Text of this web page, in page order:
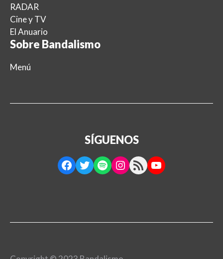
RADAR
Cine y TV
El Anuario
Sobre Bandalismo
Menú
SÍGUENOS
Facebook
Twitter
Spotify
Instagram
RSS FeedYouTube